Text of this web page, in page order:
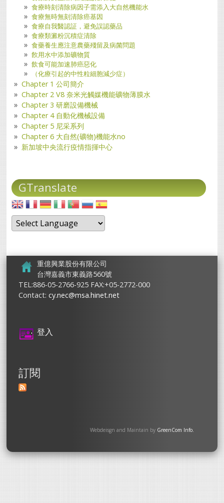
食療時刻清除病因子需添入大自然機能水
食療無時無刻清除癌基因
食療自我醫認証，避免誤認藥品
食療類澱粉沉積症清除
食藥養生應注意農藥殘留及病菌問題
飮用水中添加礦物質
飲食可能加速肺癌惡化
（化療引起的中性粒細胞減少症）
Chapter 1 公司簡介
Chapter 2 V8 奈米光觸媒機能礦物薄膜水
Chapter 3 研磨設備機械
Chapter 4 自動化機械設備
Chapter 5 尼采系列
Chapter 6 大自然(礦物)機能水no
新加坡中央流行疫情指揮中心
GTranslate
重億興業股份有限公司
台灣嘉義市東義路560號
TEL:886-05-2766-925 FAX:+05-2772-000
Contact:cy.nec@msa.hinet.net
登入
訂閱
Webdeisgn and Maintain by GreenCom Info.